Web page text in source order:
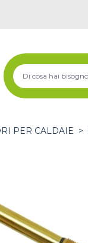
PER CALDAIE >